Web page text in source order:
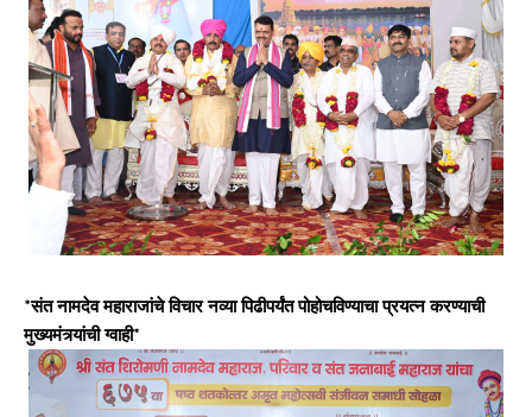
*संत नामदेव महाराजांचे विचार नव्या पिढीपर्यंत पोहोचविण्याचा प्रयत्न करण्याची
मुख्यमंत्र्यांची ग्वाही*